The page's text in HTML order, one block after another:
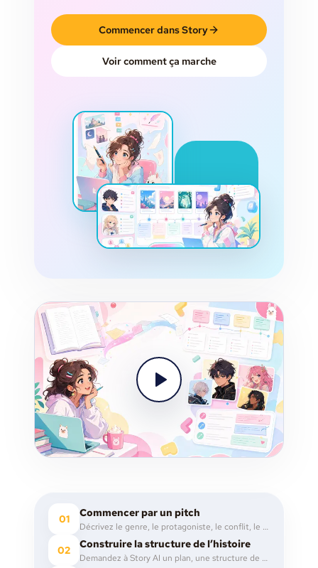
Commencer dans Story
Voir comment ça marche
01 Commencer par un pitch
Décrivez le genre, le protagoniste, le conflit, le ton ou l’image d’ouverture que vous voulez explorer.
02 Construire la structure de l’histoire
Demandez à Story AI un plan, une structure de chapitres, les temps forts des scènes, les arcs de personnages ou des notes de worldbuilding.